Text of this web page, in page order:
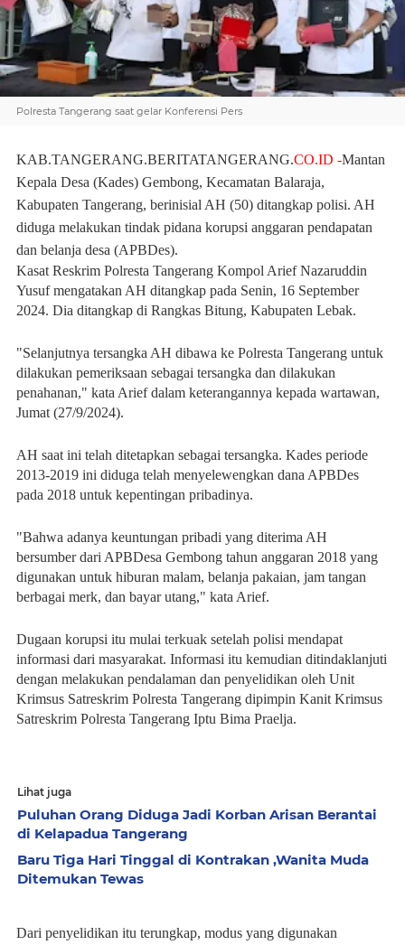
Polresta Tangerang saat gelar Konferensi Pers
KAB.TANGERANG.BERITATANGERANG.CO.ID -Mantan
Kepala Desa (Kades) Gembong, Kecamatan Balaraja,
Kabupaten Tangerang, berinisial AH (50) ditangkap polisi. AH
diduga melakukan tindak pidana korupsi anggaran pendapatan
dan belanja desa (APBDes).
Kasat Reskrim Polresta Tangerang Kompol Arief Nazaruddin
Yusuf mengatakan AH ditangkap pada Senin, 16 September
2024. Dia ditangkap di Rangkas Bitung, Kabupaten Lebak.
"Selanjutnya tersangka AH dibawa ke Polresta Tangerang untuk
dilakukan pemeriksaan sebagai tersangka dan dilakukan
penahanan," kata Arief dalam keterangannya kepada wartawan,
Jumat (27/9/2024).
AH saat ini telah ditetapkan sebagai tersangka. Kades periode
2013-2019 ini diduga telah menyelewengkan dana APBDes
pada 2018 untuk kepentingan pribadinya.
"Bahwa adanya keuntungan pribadi yang diterima AH
bersumber dari APBDesa Gembong tahun anggaran 2018 yang
digunakan untuk hiburan malam, belanja pakaian, jam tangan
berbagai merk, dan bayar utang," kata Arief.
Dugaan korupsi itu mulai terkuak setelah polisi mendapat
informasi dari masyarakat. Informasi itu kemudian ditindaklanjuti
dengan melakukan pendalaman dan penyelidikan oleh Unit
Krimsus Satreskrim Polresta Tangerang dipimpin Kanit Krimsus
Satreskrim Polresta Tangerang Iptu Bima Praelja.
Lihat juga
Puluhan Orang Diduga Jadi Korban Arisan Berantai
di Kelapadua Tangerang
Baru Tiga Hari Tinggal di Kontrakan ,Wanita Muda
Ditemukan Tewas
Dari penyelidikan itu terungkap, modus yang digunakan